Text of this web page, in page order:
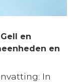
en
en
In